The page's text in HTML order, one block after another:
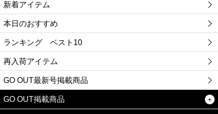
新着アイテム
本日のおすすめ
ランキング ベスト10
再入荷アイテム
GO OUT最新号掲載商品
GO OUT掲載商品